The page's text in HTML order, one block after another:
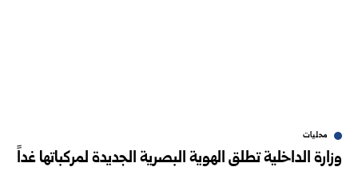
محليات
وزارة الداخلية تطلق الهوية البصرية الجديدة لمركباتها غداً